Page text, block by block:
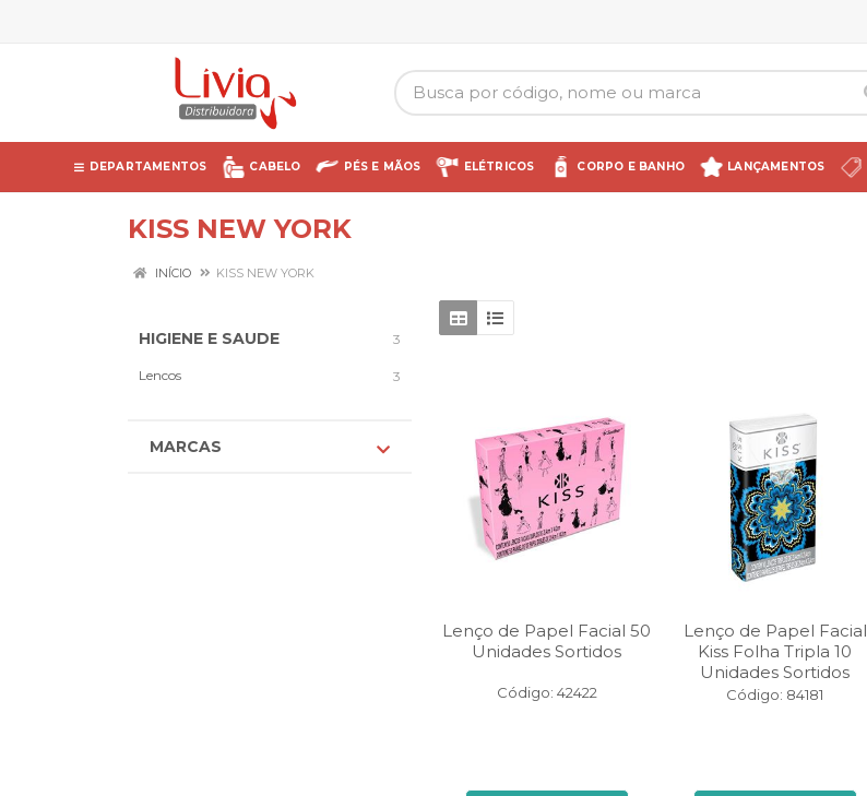
DEPARTAMENTOS CABELO PÉS E MÃOS ELÉTRICOS CORPO E BANHO LANÇAMENTOS
KISS NEW YORK
INÍCIO KISS NEW YORK
HIGIENE E SAUDE 3
Lencos 3
MARCAS
Lenço de Papel Facial 50
Unidades Sortidos
Código: 42422
Lenço de Papel Facial
Kiss Folha Tripla 10
Unidades Sortidos
Código: 84181